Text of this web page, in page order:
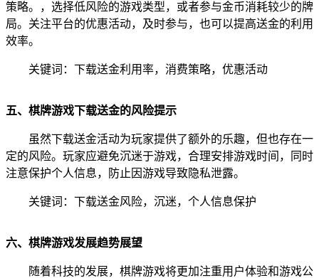
策略。，选择低风险的游戏类型，或者参与金币消耗较少的牌
局。关注平台的优惠活动，及时参与，也可以提高送金的利用
效率。
关键词：下载送金利用率，消费策略，优惠活动
五、棋牌游戏下载送金的风险提示
虽然下载送金活动为玩家提供了额外的乐趣，但也存在一
定的风险。玩家应避免沉迷于游戏，合理安排游戏时间，同时
注意保护个人信息，防止因游戏导致隐私泄露。
关键词：下载送金风险，沉迷，个人信息保护
六、棋牌游戏发展趋势展望
随着科技的发展，棋牌游戏将更加注重用户体验和游戏公